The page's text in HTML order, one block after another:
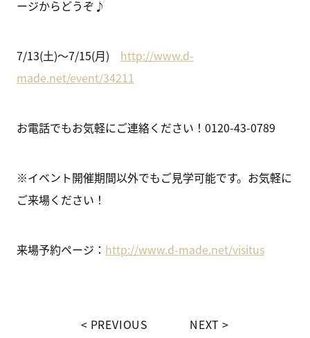
ージからどうぞ♪
7/13(土)～7/15(月) http://www.d-
made.net/event/34211
お電話でもお気軽にご連絡ください！0120-43-0789
※イベント開催期間以外でもご見学可能です。お気軽に
ご来場ください！
来場予約ページ： http://www.d-made.net/visitus
PREVIOUS NEXT